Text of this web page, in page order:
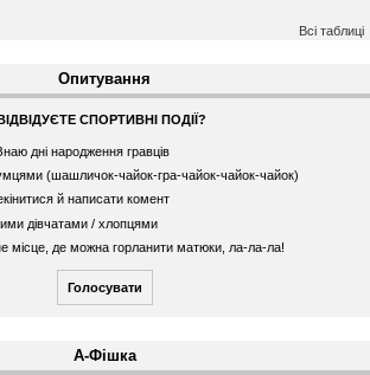
Всі таблиці
Опитування
СПОРТИВНІ ПОДІЇ?
дні народження гравців
(шашличок-чайок-гра-чайок-чайок-чайок)
й написати комент
дівчатами / хлопцями
місце, де можна горланити матюки, ла-ла-ла!
А-Фішка